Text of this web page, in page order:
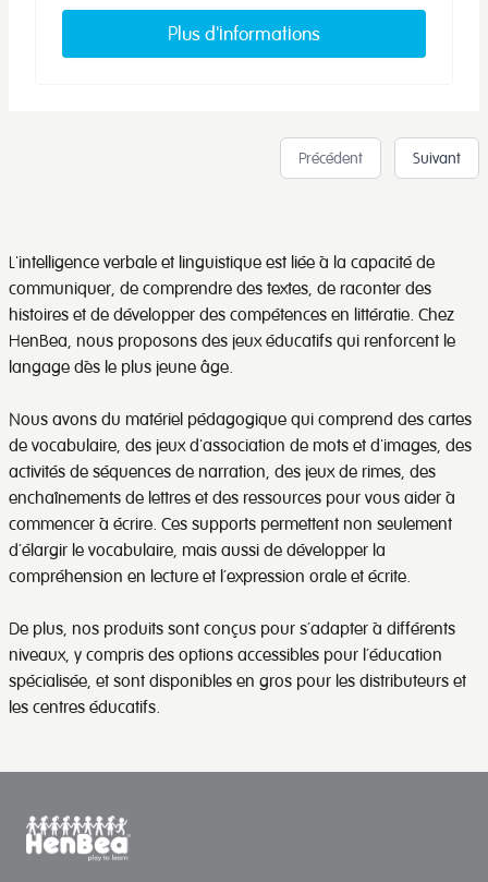
Plus d'informations
Précédent Suivant
L'intelligence verbale et linguistique est liée à la capacité de
communiquer, de comprendre des textes, de raconter des
histoires et de développer des compétences en littératie. Chez
HenBea, nous proposons des jeux éducatifs qui renforcent le
langage dès le plus jeune âge.
Nous avons du matériel pédagogique qui comprend des cartes
de vocabulaire, des jeux d'association de mots et d'images, des
activités de séquences de narration, des jeux de rimes, des
enchaînements de lettres et des ressources pour vous aider à
commencer à écrire. Ces supports permettent non seulement
d’élargir le vocabulaire, mais aussi de développer la
compréhension en lecture et l’expression orale et écrite.
De plus, nos produits sont conçus pour s’adapter à différents
niveaux, y compris des options accessibles pour l’éducation
spécialisée, et sont disponibles en gros pour les distributeurs et
les centres éducatifs.